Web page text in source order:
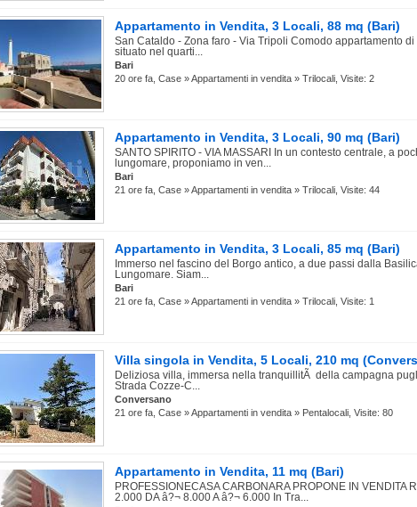
Appartamento in Vendita, 3 Locali, 88 mq (Bari)
San Cataldo - Zona faro - Via Tripoli Comodo appartamento
situato nel quarti...
Bari
20 ore fa, Case » Appartamenti in vendita » Trilocali, Visite: 2
Appartamento in Vendita, 3 Locali, 90 mq (Bari)
SANTO SPIRITO - VIA MASSARI In un contesto centrale, a
lungomare, proponiamo in ven...
Bari
21 ore fa, Case » Appartamenti in vendita » Trilocali, Visite: 44
Appartamento in Vendita, 3 Locali, 85 mq (Bari)
Immerso nel fascino del Borgo antico, a due passi dalla
Lungomare. Siam...
Bari
21 ore fa, Case » Appartamenti in vendita » Trilocali, Visite: 1
Villa singola in Vendita, 5 Locali, 210 mq
Deliziosa villa, immersa nella tranquillitÃ della campagna
Strada Cozze-C...
Conversano
21 ore fa, Case » Appartamenti in vendita » Pentalocali, Visite: 80
Appartamento in Vendita, 11 mq (Bari)
PROFESSIONECASA CARBONARA PROPONE IN VENDITA
2.000 DA â?¬ 8.000 A â?¬ 6.000 In Tra...